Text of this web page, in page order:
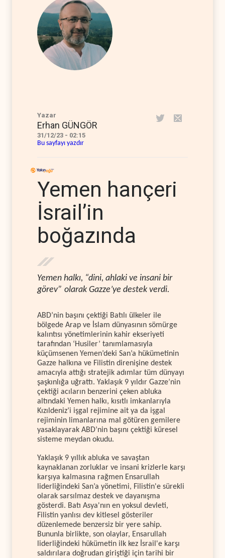
Yazar
Erhan GÜNGÖR
31/12/23 - 02:15
Bu sayfayı yazdır
Yemen hançeri
İsrail’in
boğazında
Yemen halkı, “dini, ahlaki ve insani bir
görev” olarak Gazze’ye destek verdi.
ABD’nin başını çektiği Batılı ülkeler ile
bölgede Arap ve İslam dünyasının sömürge
kalıntısı yönetimlerinin kahir ekseriyeti
tarafından ‘Husiler’ tanımlamasıyla
küçümsenen Yemen’deki San’a hükümetinin
Gazze halkına ve Filistin direnişine destek
amacıyla attığı stratejik adımlar tüm dünyayı
şaşkınlığa uğrattı. Yaklaşık 9 yıldır Gazze’nin
çektiği acıların benzerini çeken abluka
altındaki Yemen halkı, kısıtlı imkanlarıyla
Kızıldeniz’i işgal rejimine ait ya da işgal
rejiminin limanlarına mal götüren gemilere
yasaklayarak ABD’nin başını çektiği küresel
sisteme meydan okudu.
Yaklaşık 9 yıllık abluka ve savaştan
kaynaklanan zorluklar ve insani krizlerle karşı
karşıya kalmasına rağmen Ensarullah
liderliğindeki San’a yönetimi, Filistin'e sürekli
olarak sarsılmaz destek ve dayanışma
gösterdi. Batı Asya'nın en yoksul devleti,
Filistin yanlısı dev kitlesel gösteriler
düzenlemede benzersiz bir yere sahip.
Bununla birlikte, son olaylar, Ensarullah
liderliğindeki hükümetin ilk kez İsrail'e karşı
saldırılara doğrudan giriştiği için tarihi bir